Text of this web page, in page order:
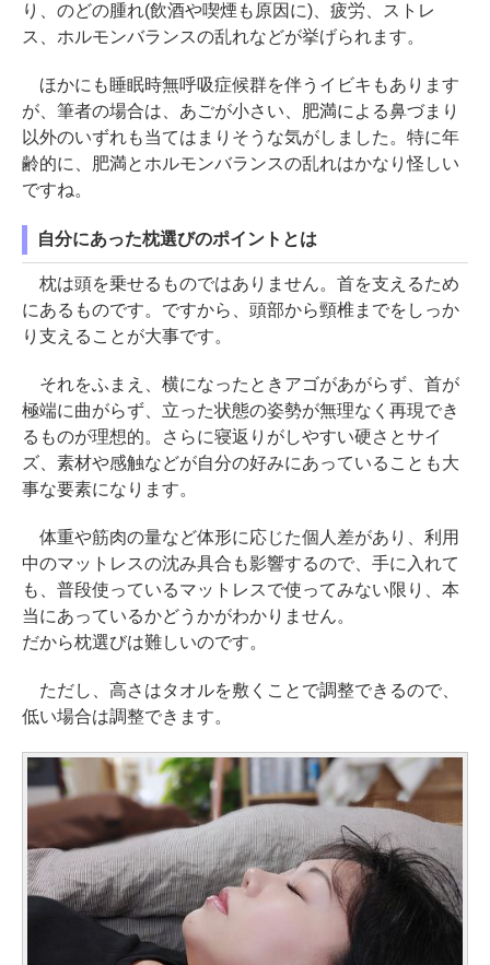
り、のどの腫れ(飲酒や喫煙も原因に)、疲労、ストレ
ス、ホルモンバランスの乱れなどが挙げられます。
ほかにも睡眠時無呼吸症候群を伴うイビキもあります
が、筆者の場合は、あごが小さい、肥満による鼻づまり
以外のいずれも当てはまりそうな気がしました。特に年
齢的に、肥満とホルモンバランスの乱れはかなり怪しい
ですね。
自分にあった枕選びのポイントとは
枕は頭を乗せるものではありません。首を支えるため
にあるものです。ですから、頭部から頸椎までをしっか
り支えることが大事です。
それをふまえ、横になったときアゴがあがらず、首が
極端に曲がらず、立った状態の姿勢が無理なく再現でき
るものが理想的。さらに寝返りがしやすい硬さとサイ
ズ、素材や感触などが自分の好みにあっていることも大
事な要素になります。
体重や筋肉の量など体形に応じた個人差があり、利用
中のマットレスの沈み具合も影響するので、手に入れて
も、普段使っているマットレスで使ってみない限り、本
当にあっているかどうかがわかりません。
だから枕選びは難しいのです。
ただし、高さはタオルを敷くことで調整できるので、
低い場合は調整できます。